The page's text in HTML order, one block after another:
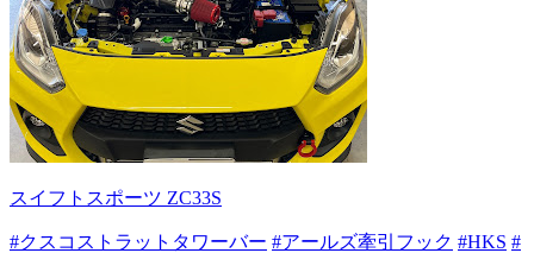
スイフトスポーツ ZC33S
#クスコストラットタワーバー #アールズ牽引フック #HKS #